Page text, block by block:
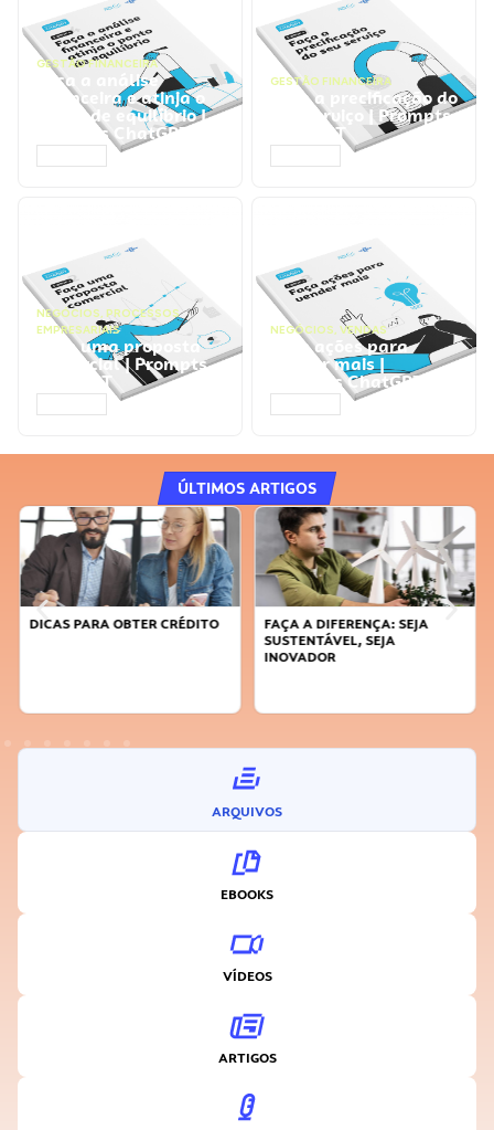
GESTÃO FINANCEIRA
Faça a análise
financeira e atinja o
ponto de equilíbrio |
Prompts ChatGPT
GESTÃO FINANCEIRA
Faça a precificação do
seu serviço | Prompts
ChatGPT
NEGÓCIOS, PROCESSOS
EMPRESARIAIS
Faça uma proposta
comercial | Prompts
ChatGPT
NEGÓCIOS, VENDAS
Faça ações para
vender mais |
Prompts ChatGPT
ÚLTIMOS ARTIGOS
DICAS PARA OBTER CRÉDITO
FAÇA A DIFERENÇA: SEJA
SUSTENTÁVEL, SEJA
INOVADOR
ARQUIVOS
EBOOKS
VÍDEOS
ARTIGOS